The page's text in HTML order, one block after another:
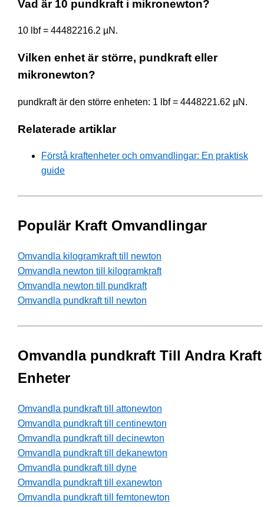
Vad är 10 pundkraft i mikronewton?
10 lbf = 44482216.2 µN.
Vilken enhet är större, pundkraft eller
mikronewton?
pundkraft är den större enheten: 1 lbf = 4448221.62 µN.
Relaterade artiklar
Förstå kraftenheter och omvandlingar: En praktisk
guide
Populär Kraft Omvandlingar
Omvandla kilogramkraft till newton
Omvandla newton till kilogramkraft
Omvandla newton till pundkraft
Omvandla pundkraft till newton
Omvandla pundkraft Till Andra Kraft
Enheter
Omvandla pundkraft till attonewton
Omvandla pundkraft till centinewton
Omvandla pundkraft till decinewton
Omvandla pundkraft till dekanewton
Omvandla pundkraft till dyne
Omvandla pundkraft till exanewton
Omvandla pundkraft till femtonewton